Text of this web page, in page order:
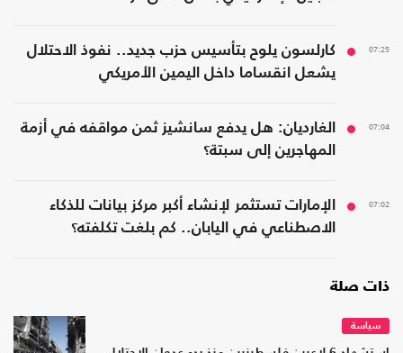
07:25
كارلسون يلوح بتأسيس حزب جديد.. نفوذ الاحتلال
يشعل انقساما داخل اليمين الأمريكي
07:04
الغارديان: هل يدفع سانشيز ثمن مواقفه في أزمة
المهاجرين إلى سبتة؟
07:02
الإمارات تستثمر لإنشاء أكبر مركز بيانات للذكاء
الاصطناعي في اليابان.. كم بلغت تكلفته؟
ذات صلة
سياسة